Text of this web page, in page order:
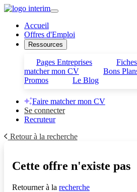
Accueil
Offres d'Emploi
Ressources
Pages Entreprises
matcher mon CV
Bons
Promos
Le Blog
Faire matcher mon CV
Se connecter
Recruteur
Retour à la recherche
Cette offre n'existe pas
Retourner à la recherche